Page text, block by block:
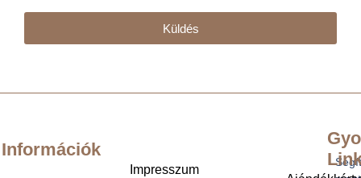
Küldés
Információk
Impresszum